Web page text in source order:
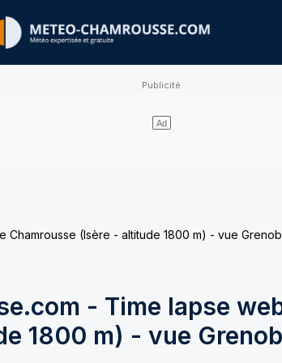
(Isère - altitude 1800 m) - vue
- Time lapse
1800 m) - vue